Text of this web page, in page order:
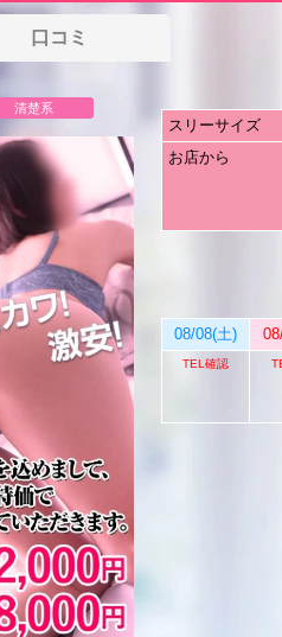
口コミ
清楚系
スリーサイズ
お店から
08/08(土)
TEL確認